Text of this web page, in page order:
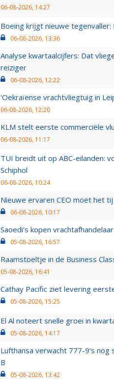
06-08-2026, 14:27
Boeing krijgt nieuwe
06-08-2026, 13:36
Analyse kwartaalcijfers: Dat
reiziger
06-08-2026, 12:22
'Oekraïense vrachtvliegtuig in
06-08-2026, 12:20
KLM stelt eerste commerciële
06-08-2026, 11:17
TUI breidt uit op ABC-eilanden:
Schiphol
06-08-2026, 10:24
Nieuwe ervaren CEO moet het
06-08-2026, 10:17
Saoedi’s kopen
05-08-2026, 16:57
Raamstoeltje in de Business
05-08-2026, 16:41
Cathay Pacific ziet levering
05-08-2026, 15:25
El Al noteert snelle groei in
05-08-2026, 14:17
Lufthansa verwacht 777-9’s
B
05-08-2026, 13:42